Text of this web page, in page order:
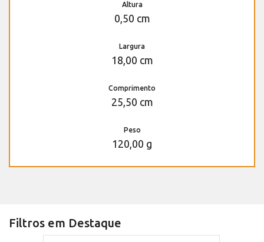
Altura
0,50 cm
Largura
18,00 cm
Comprimento
25,50 cm
Peso
120,00 g
Filtros em Destaque